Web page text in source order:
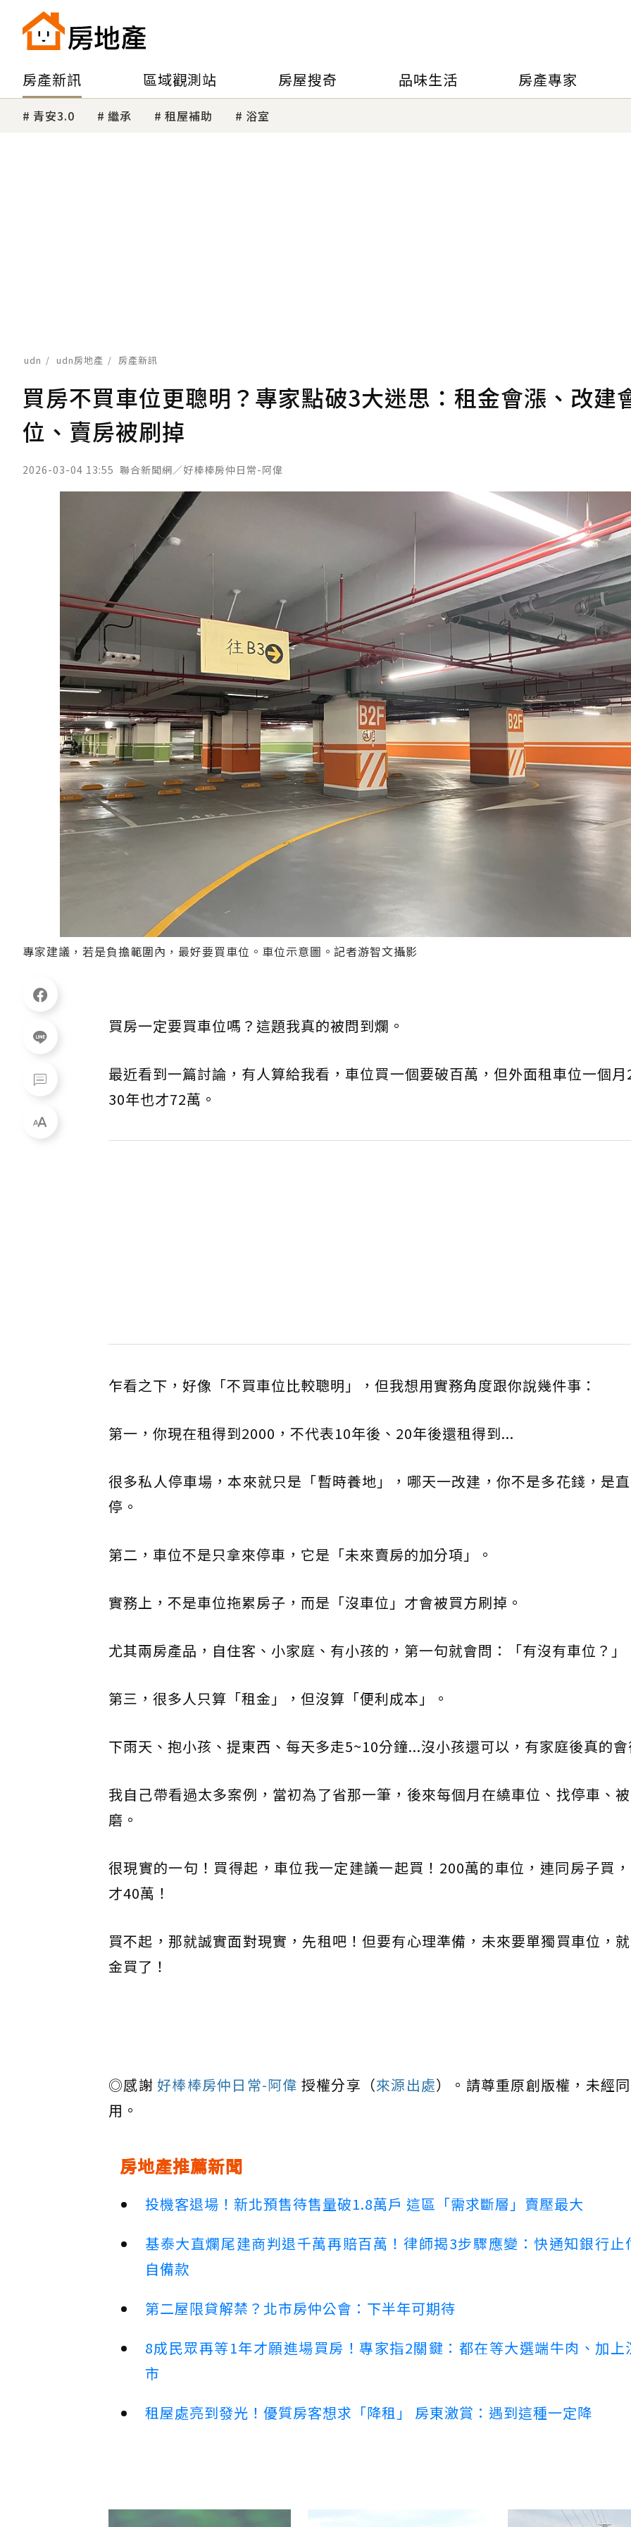
房產新訊 區域觀測站 房屋搜奇 品味生活 房產專家
青安3.0 繼承 租屋補助 浴室
udn udn房地產 房產新訊
買房不買車位更聰明？專家點破3大迷思：租金會漲、改建
位、賣房被刷掉
2026-03-04 13:55 聯合新聞網／好棒棒房仲日常-阿偉
專家建議，若是負擔範圍內，最好要買車位。車位示意圖。記者游智文攝影
買房一定要買車位嗎？這題我真的被問到爛。
最近看到一篇討論，有人算給我看，車位買一個要破百萬，但外面租車位一個
30年也才72萬。
乍看之下，好像「不買車位比較聰明」，但我想用實務角度跟你說幾件事：
第一，你現在租得到2000，不代表10年後、20年後還租得到...
很多私人停車場，本來就只是「暫時養地」，哪天一改建，你不是多花錢，是
停。
第二，車位不是只拿來停車，它是「未來賣房的加分項」。
實務上，不是車位拖累房子，而是「沒車位」才會被買方刷掉。
尤其兩房產品，自住客、小家庭、有小孩的，第一句就會問：「有沒有車位？」
第三，很多人只算「租金」，但沒算「便利成本」。
下雨天、抱小孩、提東西、每天多走5~10分鐘...沒小孩還可以，有家庭後真的
我自己帶看過太多案例，當初為了省那一筆，後來每個月在繞車位、找停車、
磨。
很現實的一句！買得起，車位我一定建議一起買！200萬的車位，連同房子買
才40萬！
買不起，那就誠實面對現實，先租吧！但要有心理準備，未來要單獨買車位，
金買了！
◎感謝 好棒棒房仲日常-阿偉 授權分享（來源出處）。請尊重原創版權，未經
用。
房地產推薦新聞
投機客退場！新北預售待售量破1.8萬戶 這區「需求斷層」賣壓最大
基泰大直爛尾建商判退千萬再賠百萬！律師揭3步驟應變：快通知銀行止
自備款
第二屋限貸解禁？北市房仲公會：下半年可期待
8成民眾再等1年才願進場買房！專家指2關鍵：都在等大選端牛肉、加上
市
租屋處亮到發光！優質房客想求「降租」 房東激賞：遇到這種一定降